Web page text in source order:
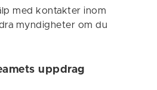
med kontakter inom
myndigheter om du
uppdrag